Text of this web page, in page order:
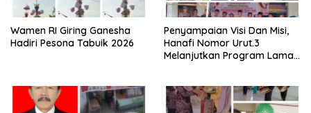
Wamen RI Giring Ganesha
Hadiri Pesona Tabuik 2026
Penyampaian Visi Dan Misi,
Hanafi Nomor Urut.3
Melanjutkan Program Lama